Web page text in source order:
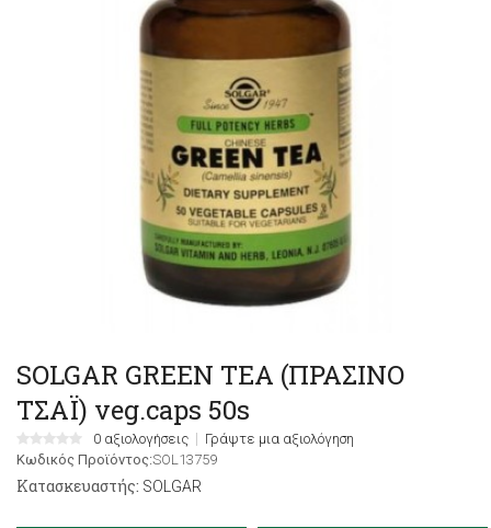
SOLGAR GREEN TEA (ΠΡΑΣΙΝΟ
ΤΣΑΪ) veg.caps 50s
0 αξιολογήσεις
Γράψτε μια αξιολόγηση
Κωδικός Προϊόντος:SOL13759
Κατασκευαστής: SOLGAR